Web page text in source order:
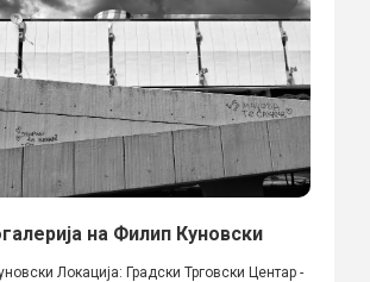
на Филип Куновски
Локација: Градски Трговски Центар -